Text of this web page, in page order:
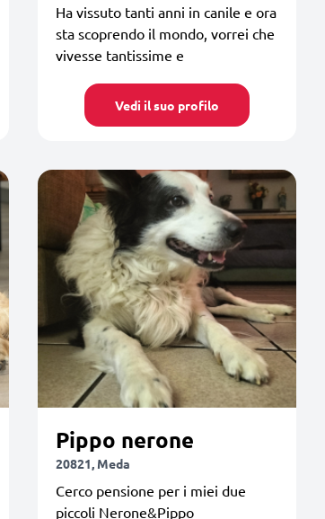
Ha vissuto tanti anni in canile e ora
sta scoprendo il mondo, vorrei che
vivesse tantissime e
Vedi il suo profilo
Pippo nerone
20821, Meda
Cerco pensione per i miei due
piccoli Nerone&Pippo